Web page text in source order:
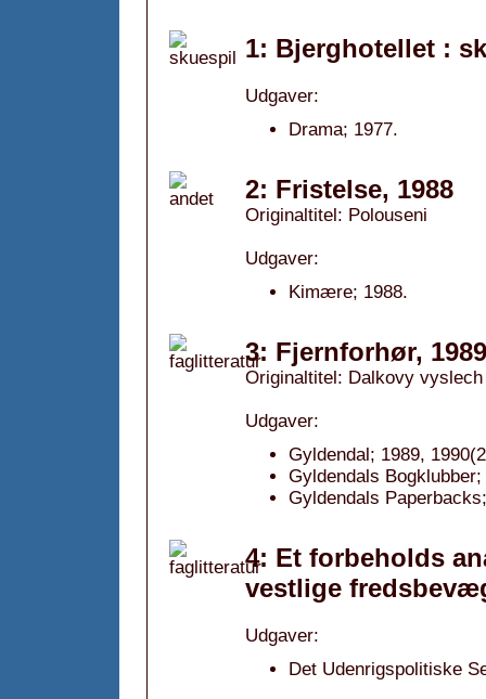
1: Bjerghotellet :
Udgaver:
Drama; 1977.
2: Fristelse, 1988
Originaltitel: Polouseni
Udgaver:
Kimære; 1988.
3: Fjernforhør, 1989
Originaltitel: Dalkovy vyslech
Udgaver:
Gyldendal; 1989,
Gyldendals
Gyldendals
4: Et forbeholds
vestlige
Udgaver:
Det Udenrigspolitiske